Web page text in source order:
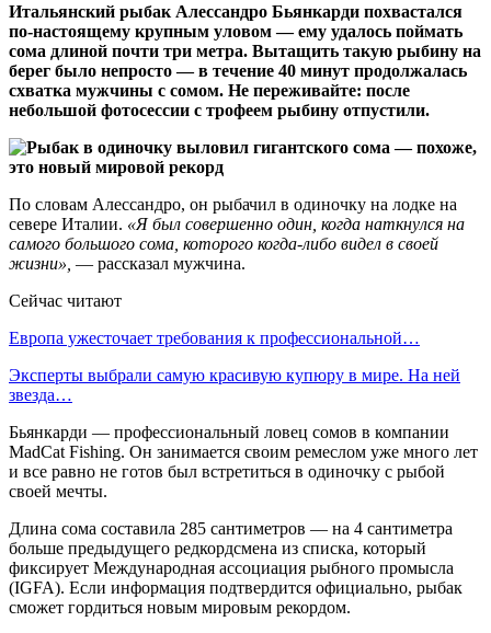
Итальянский рыбак Алессандро Бьянкарди похвастался
по-настоящему крупным уловом — ему удалось поймать
сома длиной почти три метра. Вытащить такую рыбину на
берег было непросто — в течение 40 минут продолжалась
схватка мужчины с сомом. Не переживайте: после
небольшой фотосессии с трофеем рыбину отпустили.
По словам Алессандро, он рыбачил в одиночку на лодке на
севере Италии. «Я был совершенно один, когда наткнулся на
самого большого сома, которого когда-либо видел в своей
жизни», — рассказал мужчина.
Сейчас читают
Европа ужесточает требования к профессиональной…
Эксперты выбрали самую красивую купюру в мире. На ней
звезда…
Бьянкарди — профессиональный ловец сомов в компании
MadCat Fishing. Он занимается своим ремеслом уже много лет
и все равно не готов был встретиться в одиночку с рыбой
своей мечты.
Длина сома составила 285 сантиметров — на 4 сантиметра
больше предыдущего редкордсмена из списка, который
фиксирует Международная ассоциация рыбного промысла
(IGFA). Если информация подтвердится официально, рыбак
сможет гордиться новым мировым рекордом.